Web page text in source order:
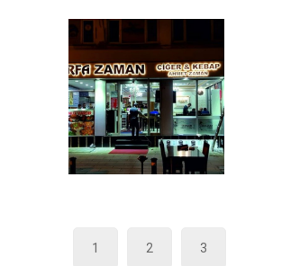
Previous
Next
1 2 3